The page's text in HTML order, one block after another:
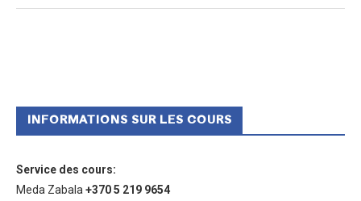
INFORMATIONS SUR LES COURS
Service des cours:
Meda Zabala+370 5 219 9654